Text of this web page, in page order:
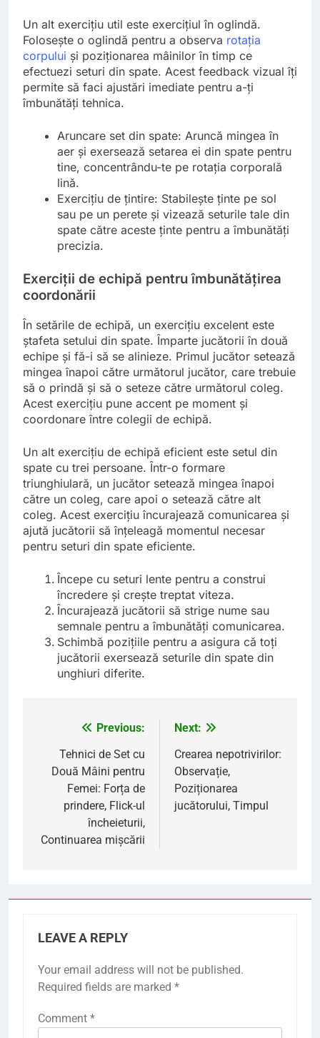
Un alt exercițiu util este exercițiul în oglindă.
Folosește o oglindă pentru a observa rotația
corpului și poziționarea mâinilor în timp ce
efectuezi seturi din spate. Acest feedback vizual îți
permite să faci ajustări imediate pentru a-ți
îmbunătăți tehnica.
Aruncare set din spate: Aruncă mingea în
aer și exersează setarea ei din spate pentru
tine, concentrându-te pe rotația corporală
lină.
Exercițiu de țintire: Stabilește ținte pe sol
sau pe un perete și vizează seturile tale din
spate către aceste ținte pentru a îmbunătăți
precizia.
Exerciții de echipă pentru îmbunătățirea
coordonării
În setările de echipă, un exercițiu excelent este
ștafeta setului din spate. Împarte jucătorii în două
echipe și fă-i să se alinieze. Primul jucător setează
mingea înapoi către următorul jucător, care trebuie
să o prindă și să o seteze către următorul coleg.
Acest exercițiu pune accent pe moment și
coordonare între colegii de echipă.
Un alt exercițiu de echipă eficient este setul din
spate cu trei persoane. Într-o formare
triunghiulară, un jucător setează mingea înapoi
către un coleg, care apoi o setează către alt
coleg. Acest exercițiu încurajează comunicarea și
ajută jucătorii să înțeleagă momentul necesar
pentru seturi din spate eficiente.
Începe cu seturi lente pentru a construi
încredere și crește treptat viteza.
Încurajează jucătorii să strige nume sau
semnale pentru a îmbunătăți comunicarea.
Schimbă pozițiile pentru a asigura că toți
jucătorii exersează seturile din spate din
unghiuri diferite.
navigation
Previous:
Tehnici de Set cu
Două Mâini pentru
Femei: Forța de
prindere, Flick-ul
încheieturii,
Continuarea mișcării
Next:
Crearea nepotrivirilor:
Observație,
Poziționarea
jucătorului, Timpul
LEAVE A REPLY
Your email address will not be published.
Required fields are marked *
Comment *